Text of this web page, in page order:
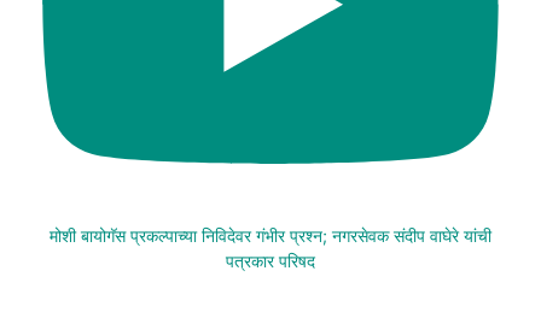
मोशी बायोगॅस प्रकल्पाच्या निविदेवर गंभीर प्रश्न; नगरसेवक संदीप वाघेरे यांची
पत्रकार परिषद